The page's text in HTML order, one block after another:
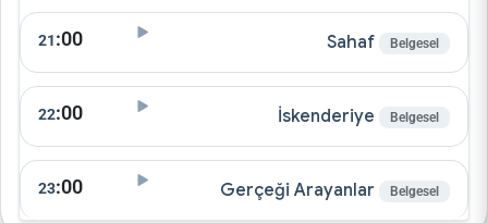
21:00 Sahaf Belgesel
22:00 İskenderiye Belgesel
23:00 Gerçeği Arayanlar Belgesel